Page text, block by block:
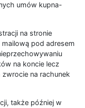
umów kupna-
na stronie
pod adresem
na koncie lecz
na rachunek
także później w